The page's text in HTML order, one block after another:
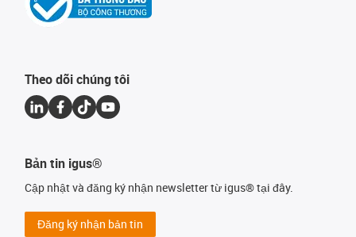
Theo dõi chúng tôi
Bản tin igus®
Cập nhật và đăng ký nhận newsletter từ igus® tại đây.
Đăng ký nhận bản tin